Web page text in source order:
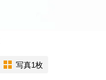
写真1枚